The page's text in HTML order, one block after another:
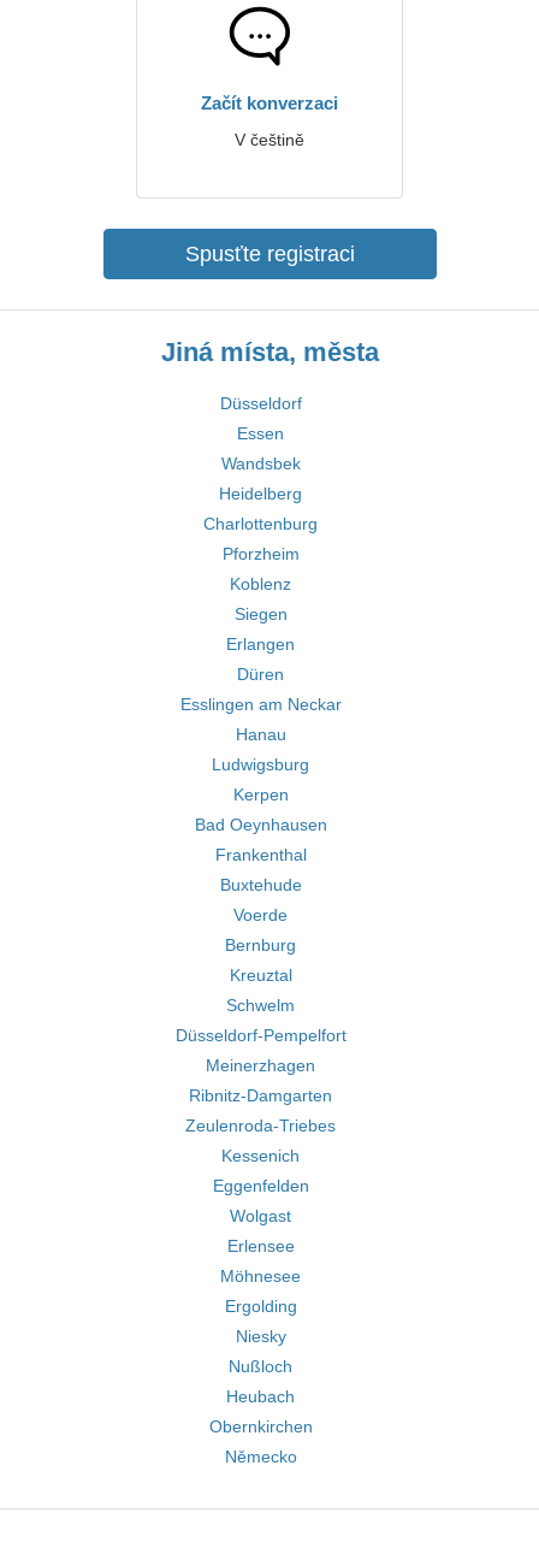
Začít konverzaci
V češtině
Spusťte registraci
Jiná místa, města
Düsseldorf
Essen
Wandsbek
Heidelberg
Charlottenburg
Pforzheim
Koblenz
Siegen
Erlangen
Düren
Esslingen am Neckar
Hanau
Ludwigsburg
Kerpen
Bad Oeynhausen
Frankenthal
Buxtehude
Voerde
Bernburg
Kreuztal
Schwelm
Düsseldorf-Pempelfort
Meinerzhagen
Ribnitz-Damgarten
Zeulenroda-Triebes
Kessenich
Eggenfelden
Wolgast
Erlensee
Möhnesee
Ergolding
Niesky
Nußloch
Heubach
Obernkirchen
Německo